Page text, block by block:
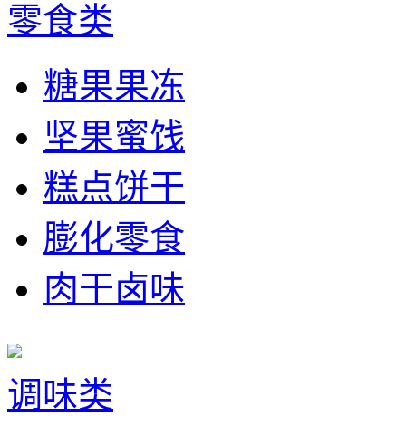
零食类
糖果果冻
坚果蜜饯
糕点饼干
膨化零食
肉干卤味
调味类